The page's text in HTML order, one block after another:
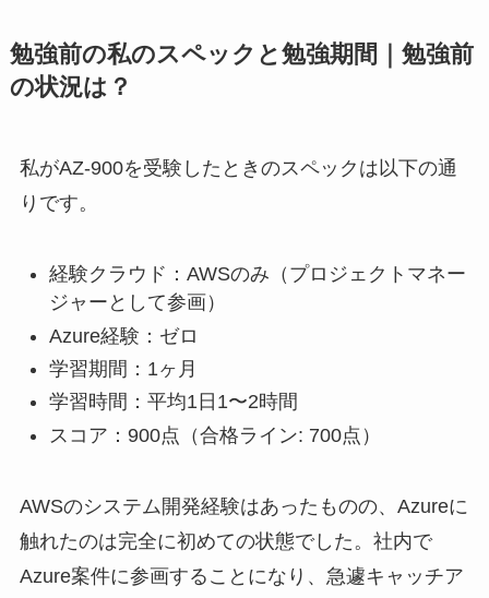
勉強前の私のスペックと勉強期間｜勉強前
の状況は？
私がAZ-900を受験したときのスペックは以下の通
りです。
経験クラウド：AWSのみ（プロジェクトマネー
ジャーとして参画）
Azure経験：ゼロ
学習期間：1ヶ月
学習時間：平均1日1〜2時間
スコア：900点（合格ライン: 700点）
AWSのシステム開発経験はあったものの、Azureに
触れたのは完全に初めての状態でした。社内で
Azure案件に参画することになり、急遽キャッチア